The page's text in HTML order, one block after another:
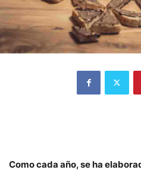
Como cada año, se ha